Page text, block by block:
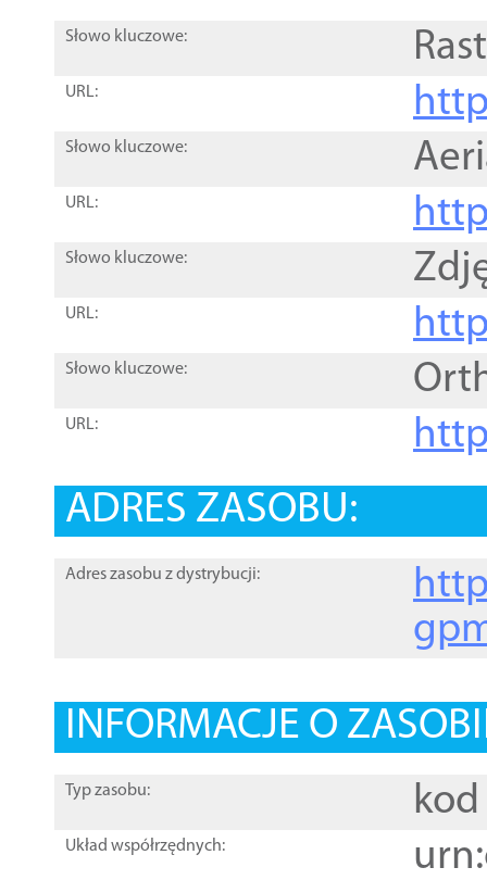
Słowo kluczowe:
URL:
Słowo kluczowe:
URL:
Słowo kluczowe:
URL:
Słowo kluczowe:
URL:
ADRES ZASOBU:
Adres zasobu z dystrybucji:
INFORMACJE O
Typ zasobu: kod
Układ współrzędnych: